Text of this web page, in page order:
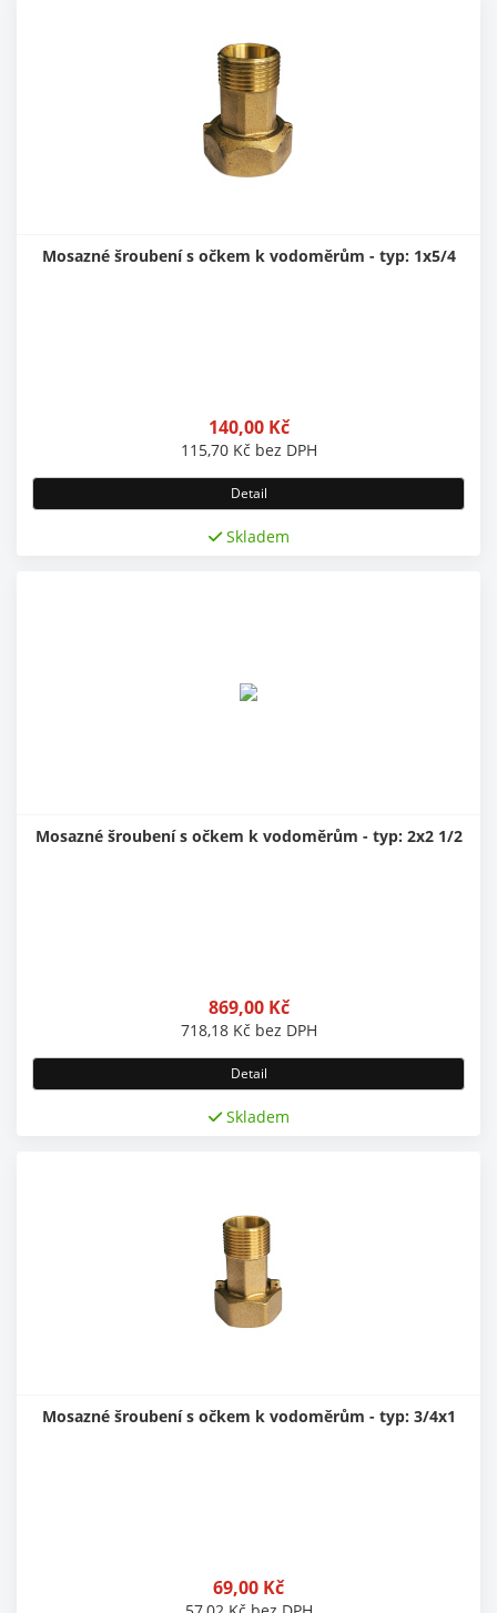
Mosazné šroubení s očkem k vodoměrům - typ: 1x5/4
140,00 Kč
115,70 Kč bez DPH
Detail
Skladem
Mosazné šroubení s očkem k vodoměrům - typ: 2x2 1/2
869,00 Kč
718,18 Kč bez DPH
Detail
Skladem
Mosazné šroubení s očkem k vodoměrům - typ: 3/4x1
69,00 Kč